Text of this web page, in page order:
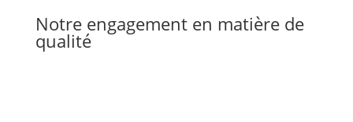
Notre engagement en matière de
qualité